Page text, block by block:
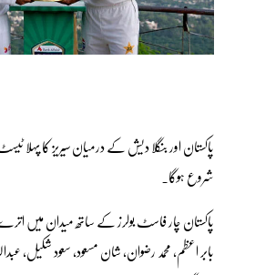
پاکستان اور بنگلا دیش کے درمیان سیریز کا
شروع ہوگا۔
پاکستان چار فاسٹ بولرز کے ساتھ میدان میں
بابر اعظم، محمد رضوان، شان مسعود، سعود شکیل،